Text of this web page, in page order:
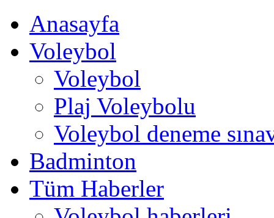
Anasayfa
Voleybol
Voleybol
Plaj Voleybolu
Voleybol deneme
Badminton
Tüm Haberler